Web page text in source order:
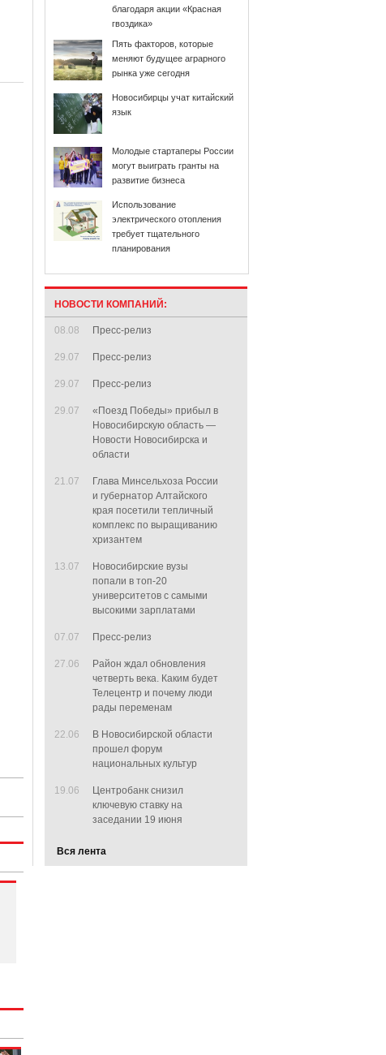
благодаря акции «Красная
гвоздика»
Пять факторов, которые
меняют будущее аграрного
рынка уже сегодня
Новосибирцы учат китайский
язык
Молодые стартаперы России
могут выиграть гранты на
развитие бизнеса
Использование
электрического отопления
требует тщательного
планирования
НОВОСТИ КОМПАНИЙ:
08.08 Пресс-релиз
29.07 Пресс-релиз
29.07 Пресс-релиз
29.07
«Поезд Победы» прибыл в
Новосибирскую область —
Новости Новосибирска и
области
21.07
Глава Минсельхоза России
и губернатор Алтайского
края посетили тепличный
комплекс по выращиванию
хризантем
13.07
Новосибирские вузы
попали в топ-20
университетов с самыми
высокими зарплатами
07.07 Пресс-релиз
27.06
Район ждал обновления
четверть века. Каким будет
Телецентр и почему люди
рады переменам
22.06
В Новосибирской области
прошел форум
национальных культур
19.06
Центробанк снизил
ключевую ставку на
заседании 19 июня
Вся лента